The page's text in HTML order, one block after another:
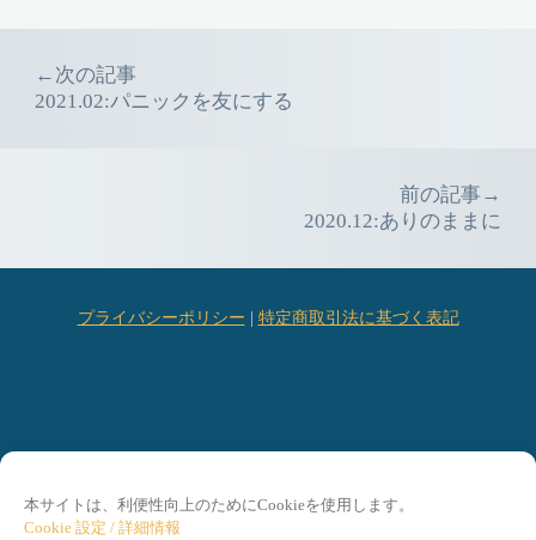
本サイトは、利便性向上のためにCookieを使用します。
Cookie 設定 / 詳細情報
Event
navigation
←次の記事
2021.02:パニックを友にする
前の記事→
2020.12:ありのままに
プライバシーポリシー | 特定商取引法に基づく表記